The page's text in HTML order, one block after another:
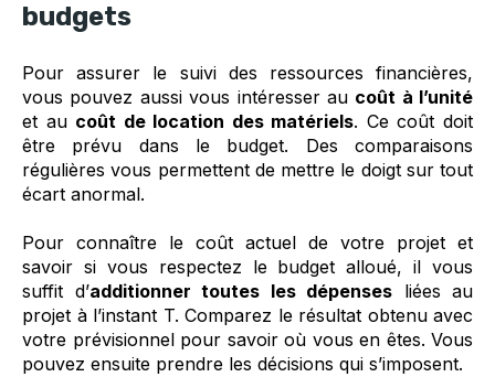
budgets
Pour assurer le suivi des ressources financières,
vous pouvez aussi vous intéresser au coût à l’unité
et au coût de location des matériels. Ce coût doit
être prévu dans le budget. Des comparaisons
régulières vous permettent de mettre le doigt sur tout
écart anormal.
Pour connaître le coût actuel de votre projet et
savoir si vous respectez le budget alloué, il vous
suffit d’additionner toutes les dépenses liées au
projet à l’instant T. Comparez le résultat obtenu avec
votre prévisionnel pour savoir où vous en êtes. Vous
pouvez ensuite prendre les décisions qui s’imposent.